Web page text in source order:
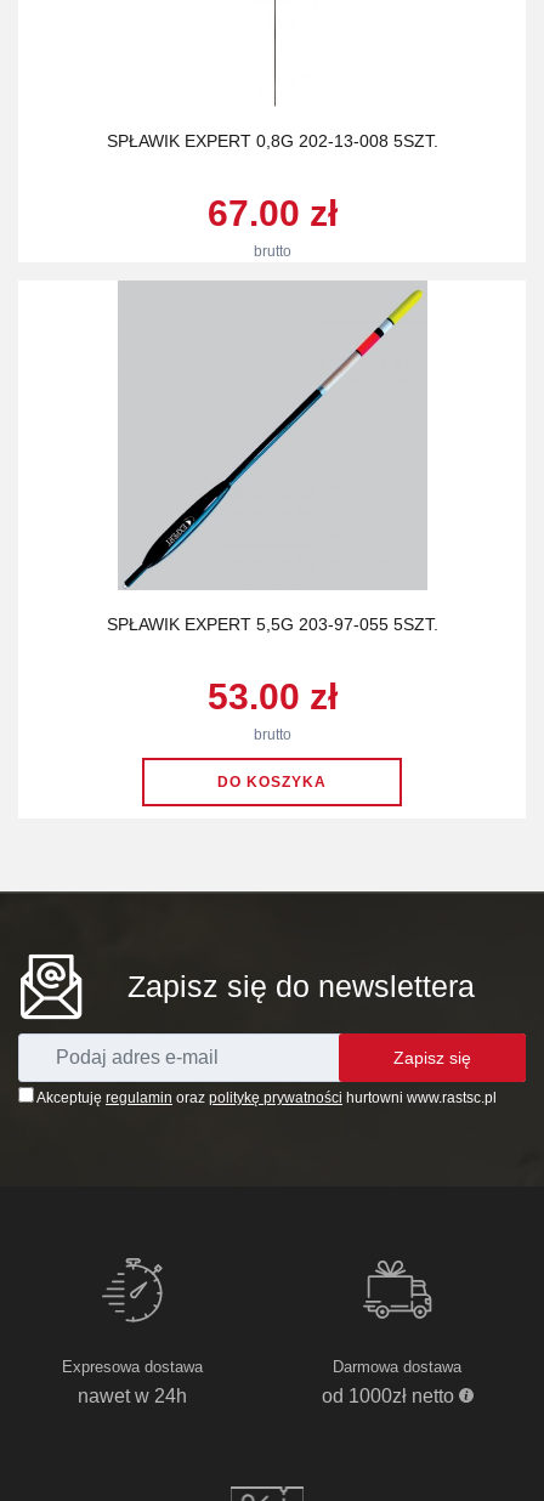
SPŁAWIK EXPERT 0,8G 202-13-008 5SZT.
67.00 zł
brutto
SPŁAWIK EXPERT 5,5G 203-97-055 5SZT.
53.00 zł
brutto
Zapisz się do newslettera
Akceptuję regulamin oraz politykę prywatności hurtowni www.rastsc.pl
Zapisz się
Expresowa dostawa
nawet w 24h
Darmowa dostawa
od 1000zł netto